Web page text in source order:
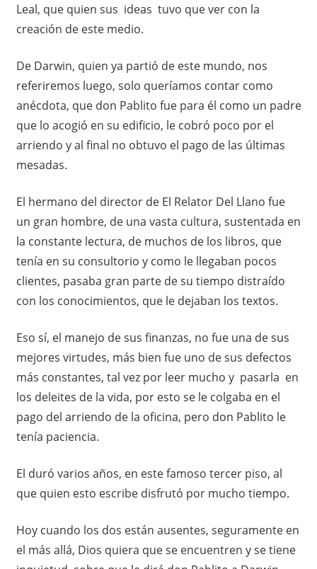
Leal, que quien sus ideas tuvo que ver con la
creación de este medio.
De Darwin, quien ya partió de este mundo, nos
referiremos luego, solo queríamos contar como
anécdota, que don Pablito fue para él como un padre
que lo acogió en su edificio, le cobró poco por el
arriendo y al final no obtuvo el pago de las últimas
mesadas.
El hermano del director de El Relator Del Llano fue
un gran hombre, de una vasta cultura, sustentada en
la constante lectura, de muchos de los libros, que
tenía en su consultorio y como le llegaban pocos
clientes, pasaba gran parte de su tiempo distraído
con los conocimientos, que le dejaban los textos.
Eso sí, el manejo de sus finanzas, no fue una de sus
mejores virtudes, más bien fue uno de sus defectos
más constantes, tal vez por leer mucho y pasarla en
los deleites de la vida, por esto se le colgaba en el
pago del arriendo de la oficina, pero don Pablito le
tenía paciencia.
El duró varios años, en este famoso tercer piso, al
que quien esto escribe disfrutó por mucho tiempo.
Hoy cuando los dos están ausentes, seguramente en
el más allá, Dios quiera que se encuentren y se tiene